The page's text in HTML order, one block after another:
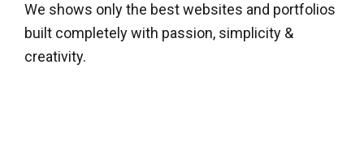
We shows only the best websites and portfolios
built completely with passion, simplicity &
creativity.